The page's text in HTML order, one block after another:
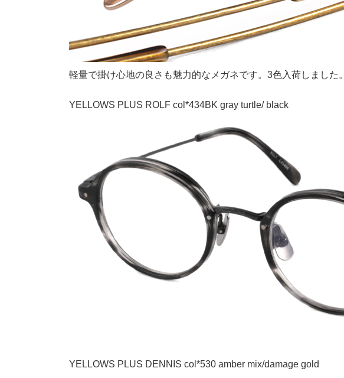
軽量で掛け心地の良さも魅力的なメガネです。3色入荷しました。
YELLOWS PLUS ROLF col*434BK gray turtle/ black
YELLOWS PLUS DENNIS col*530 amber mix/damage gold